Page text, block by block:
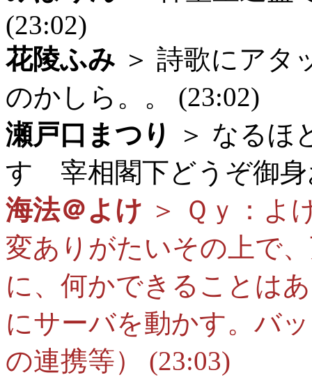
(23:02)
花陵ふみ ＞ 詩歌にアタ
のかしら。。 (23:02)
瀬戸口まつり
＞ なる
す 宰相閣下どうぞ御身
海法＠よけ ＞ Ｑｙ：よ
変ありがたいその上で
に、何かできることは
にサーバを動かす。バ
の連携等） (23:03)